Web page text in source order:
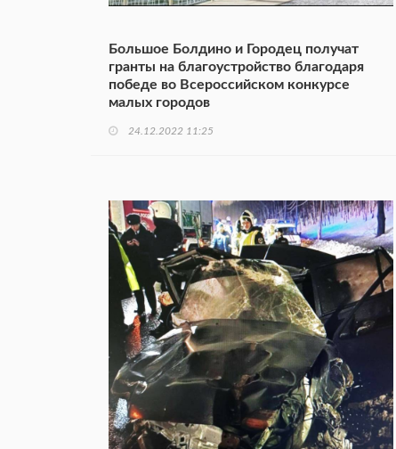
Большое Болдино и Городец получат
гранты на благоустройство благодаря
победе во Всероссийском конкурсе
малых городов
24.12.2022 11:25